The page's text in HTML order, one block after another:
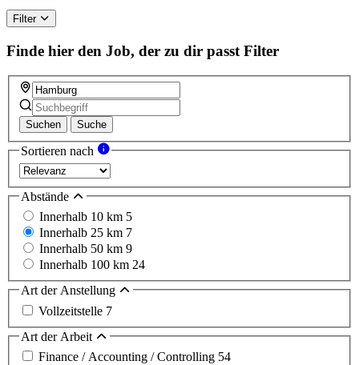
Filter
Finde hier den Job, der zu dir passt Filter
Suchen Suche
Sortieren nach
Abstände
Innerhalb 10 km 5
Innerhalb 25 km 7
Innerhalb 50 km 9
Innerhalb 100 km 24
Art der Anstellung
Vollzeitstelle 7
Art der Arbeit
Finance / Accounting / Controlling 54